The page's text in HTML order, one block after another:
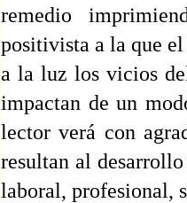
remedio
positivista a la que
a la luz los vicios
impactan de un
lector verá con
resultan al
laboral, profesional,